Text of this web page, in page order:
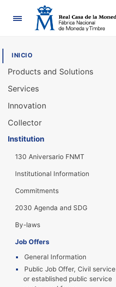
Navigation
INICIO
Products and Solutions
Services
Innovation
Collector
Institution
130 Aniversario FNMT
Institutional Information
Commitments
2030 Agenda and SDG
By-laws
Job Offers
General Information
Public Job Offer, Civil service
or established public service